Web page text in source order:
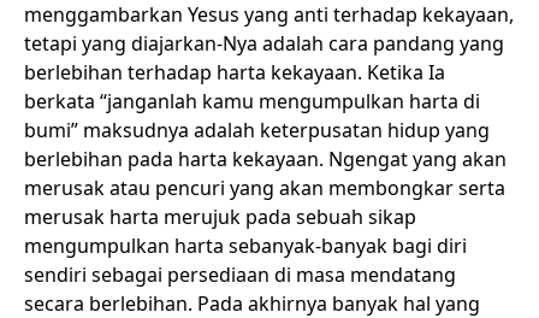
menggambarkan Yesus yang anti terhadap kekayaan,
tetapi yang diajarkan-Nya adalah cara pandang yang
berlebihan terhadap harta kekayaan. Ketika Ia
berkata “janganlah kamu mengumpulkan harta di
bumi” maksudnya adalah keterpusatan hidup yang
berlebihan pada harta kekayaan. Ngengat yang akan
merusak atau pencuri yang akan membongkar serta
merusak harta merujuk pada sebuah sikap
mengumpulkan harta sebanyak-banyak bagi diri
sendiri sebagai persediaan di masa mendatang
secara berlebihan. Pada akhirnya banyak hal yang